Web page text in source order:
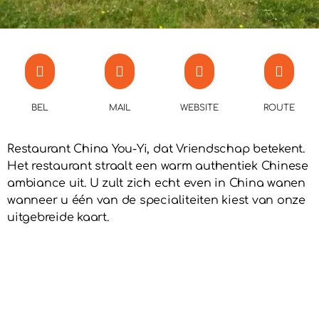
BEL MAIL WEBSITE ROUTE
Restaurant China You-Yi, dat Vriendschap betekent.
Het restaurant straalt een warm authentiek Chinese
ambiance uit. U zult zich echt even in China wanen
wanneer u één van de specialiteiten kiest van onze
uitgebreide kaart.